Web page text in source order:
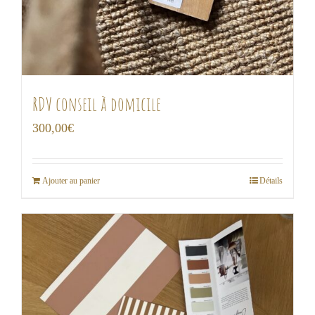
RDV conseil à domicile
300,00€
Ajouter au panier Détails